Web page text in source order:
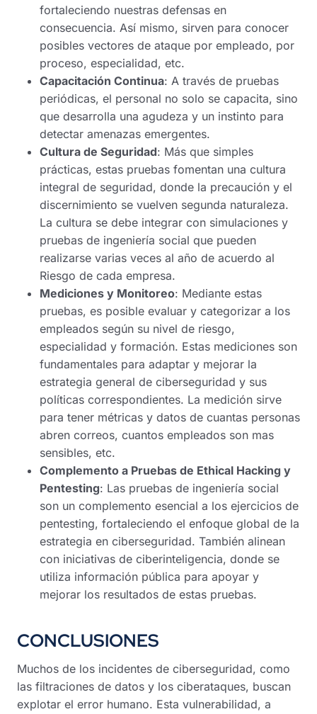
fortaleciendo nuestras defensas en
consecuencia. Así mismo, sirven para conocer
posibles vectores de ataque por empleado, por
proceso, especialidad, etc.
Capacitación Continua: A través de pruebas
periódicas, el personal no solo se capacita, sino
que desarrolla una agudeza y un instinto para
detectar amenazas emergentes.
Cultura de Seguridad: Más que simples
prácticas, estas pruebas fomentan una cultura
integral de seguridad, donde la precaución y el
discernimiento se vuelven segunda naturaleza.
La cultura se debe integrar con simulaciones y
pruebas de ingeniería social que pueden
realizarse varias veces al año de acuerdo al
Riesgo de cada empresa.
Mediciones y Monitoreo: Mediante estas
pruebas, es posible evaluar y categorizar a los
empleados según su nivel de riesgo,
especialidad y formación. Estas mediciones son
fundamentales para adaptar y mejorar la
estrategia general de ciberseguridad y sus
políticas correspondientes. La medición sirve
para tener métricas y datos de cuantas personas
abren correos, cuantos empleados son mas
sensibles, etc.
Complemento a Pruebas de Ethical Hacking y
Pentesting: Las pruebas de ingeniería social
son un complemento esencial a los ejercicios de
pentesting, fortaleciendo el enfoque global de la
estrategia en ciberseguridad. También alinean
con iniciativas de ciberinteligencia, donde se
utiliza información pública para apoyar y
mejorar los resultados de estas pruebas.
CONCLUSIONES
Muchos de los incidentes de ciberseguridad, como
las filtraciones de datos y los ciberataques, buscan
explotar el error humano. Esta vulnerabilidad, a